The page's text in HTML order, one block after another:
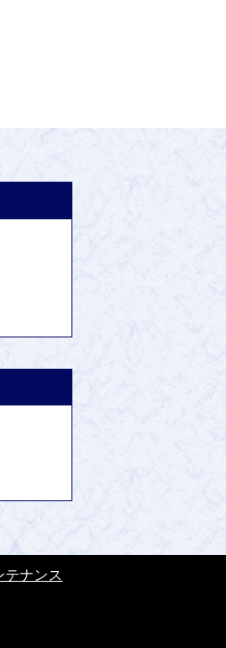
テナンス